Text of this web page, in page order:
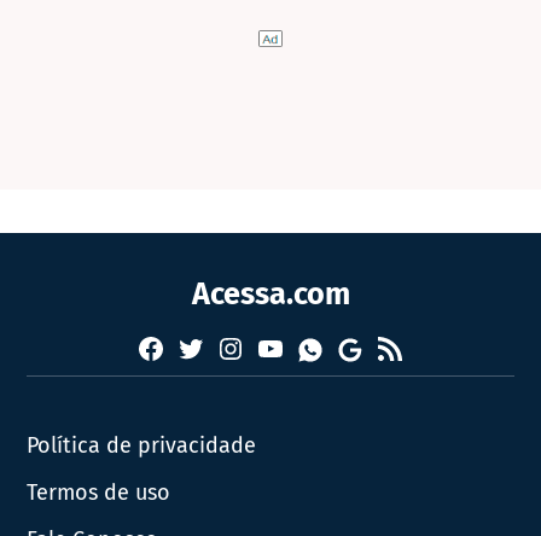
Acessa.com
Facebook
TwitterInstagram
YouTubeWhatsapp
Google
News
RSS
Política de privacidade
Termos de uso